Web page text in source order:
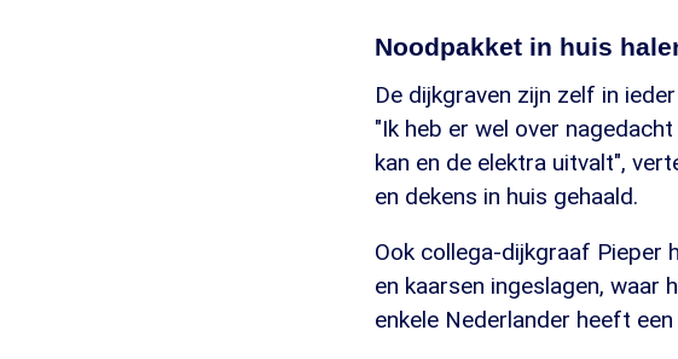
Noodpakket in huis
De dijkgraven zijn zelf in
"Ik heb er wel over
kan en de elektra uitvalt",
en dekens in huis gehaald.
Ook collega-dijkgraaf Pieper
en kaarsen ingeslagen, waar
enkele Nederlander heeft